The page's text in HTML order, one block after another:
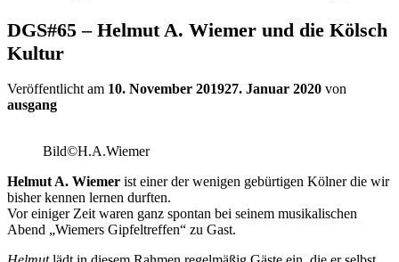
DGS#65 – Helmut A. Wiemer und die Kölsch
Kultur
Veröffentlicht am 10. November 201927. Januar 2020 von
ausgang
Bild©H.A.Wiemer
Helmut A. Wiemer ist einer der wenigen gebürtigen Kölner die wir
bisher kennen lernen durften.
Vor einiger Zeit waren ganz spontan bei seinem musikalischen
Abend „Wiemers Gipfeltreffen“ zu Gast.